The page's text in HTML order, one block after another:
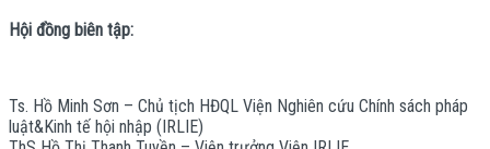
Hội đồng biên tập:
Ts. Hồ Minh Sơn – Chủ tịch HĐQL Viện Nghiên cứu Chính sách pháp
luật&Kinh tế hội nhập (IRLIE)